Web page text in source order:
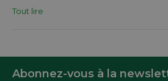
zelfs vaatwas bestendig. Dus win win
Tout lire
Abonnez-vous à la